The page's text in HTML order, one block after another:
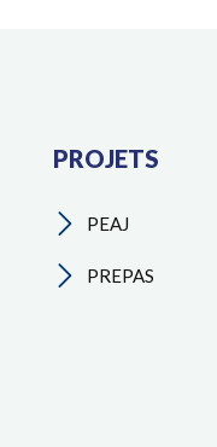
PROJETS
PEAJ
PREPAS